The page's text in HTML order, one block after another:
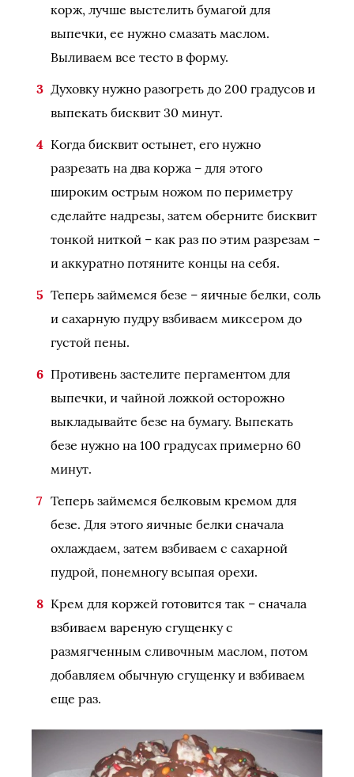
корж, лучше выстелить бумагой для
выпечки, ее нужно смазать маслом.
Выливаем все тесто в форму.
Духовку нужно разогреть до 200 градусов и
выпекать бисквит 30 минут.
Когда бисквит остынет, его нужно
разрезать на два коржа – для этого
широким острым ножом по периметру
сделайте надрезы, затем оберните бисквит
тонкой ниткой – как раз по этим разрезам –
и аккуратно потяните концы на себя.
Теперь займемся безе – яичные белки, соль
и сахарную пудру взбиваем миксером до
густой пены.
Противень застелите пергаментом для
выпечки, и чайной ложкой осторожно
выкладывайте безе на бумагу. Выпекать
безе нужно на 100 градусах примерно 60
минут.
Теперь займемся белковым кремом для
безе. Для этого яичные белки сначала
охлаждаем, затем взбиваем с сахарной
пудрой, понемногу всыпая орехи.
Крем для коржей готовится так – сначала
взбиваем вареную сгущенку с
размягченным сливочным маслом, потом
добавляем обычную сгущенку и взбиваем
еще раз.